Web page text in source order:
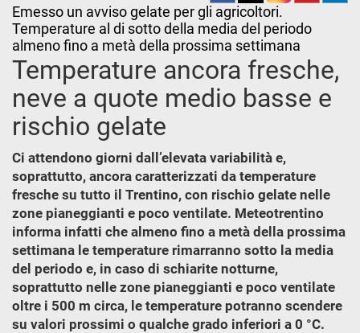
Emesso un avviso gelate per gli agricoltori.
Temperature al di sotto della media del periodo
almeno fino a metà della prossima settimana
Temperature ancora fresche,
neve a quote medio basse e
rischio gelate
Ci attendono giorni dall’elevata variabilità e,
soprattutto, ancora caratterizzati da temperature
fresche su tutto il Trentino, con rischio gelate nelle
zone pianeggianti e poco ventilate. Meteotrentino
informa infatti che almeno fino a metà della prossima
settimana le temperature rimarranno sotto la media
del periodo e, in caso di schiarite notturne,
soprattutto nelle zone pianeggianti e poco ventilate
oltre i 500 m circa, le temperature potranno scendere
su valori prossimi o qualche grado inferiori a 0 °C.